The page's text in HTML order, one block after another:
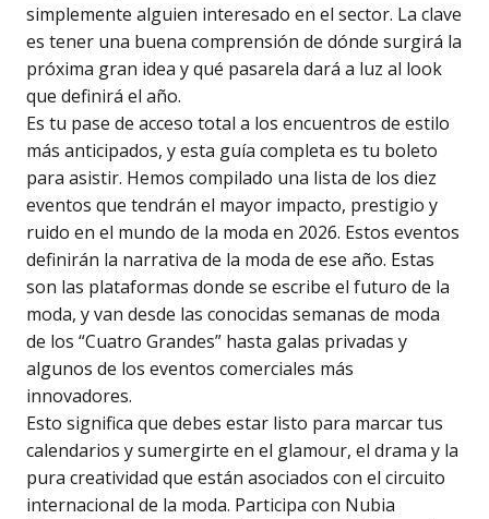
simplemente alguien interesado en el sector. La clave
es tener una buena comprensión de dónde surgirá la
próxima gran idea y qué pasarela dará a luz al look
que definirá el año.
Es tu pase de acceso total a los encuentros de estilo
más anticipados, y esta guía completa es tu boleto
para asistir. Hemos compilado una lista de los diez
eventos que tendrán el mayor impacto, prestigio y
ruido en el mundo de la moda en 2026. Estos eventos
definirán la narrativa de la moda de ese año. Estas
son las plataformas donde se escribe el futuro de la
moda, y van desde las conocidas semanas de moda
de los “Cuatro Grandes” hasta galas privadas y
algunos de los eventos comerciales más
innovadores.
Esto significa que debes estar listo para marcar tus
calendarios y sumergirte en el glamour, el drama y la
pura creatividad que están asociados con el circuito
internacional de la moda. Participa con Nubia